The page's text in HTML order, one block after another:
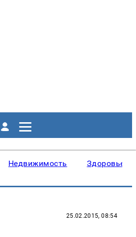
Недвижимость Здоровье
25.02.2015, 08:54